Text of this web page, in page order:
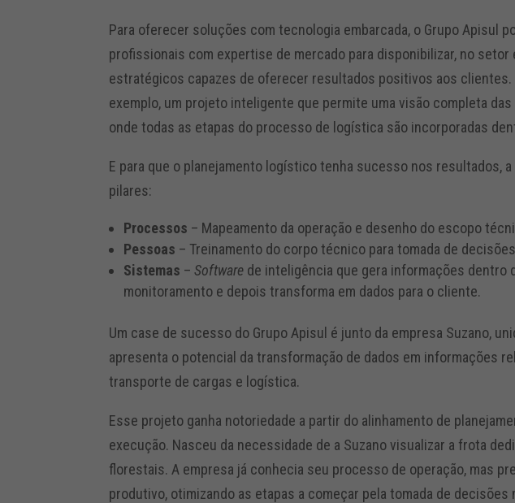
Para oferecer soluções com tecnologia embarcada, o Grupo Apisul
profissionais com expertise de mercado para disponibilizar, no setor
estratégicos capazes de oferecer resultados positivos aos clientes.
exemplo, um projeto inteligente que permite uma visão completa
onde todas as etapas do processo de logística são incorporadas
E para que o planejamento logístico tenha sucesso nos resultados,
pilares:
Processos – Mapeamento da operação e desenho do escopo
Pessoas – Treinamento do corpo técnico para tomada de
Sistemas –Software de inteligência que gera informações dentro
monitoramento e depois transforma em dados para o cliente.
Um case de sucesso do Grupo Apisul é junto da empresa Suzano,
apresenta o potencial da transformação de dados em informações
transporte de cargas e logística.
Esse projeto ganha notoriedade a partir do alinhamento de
execução. Nasceu da necessidade de a Suzano visualizar a frota
florestais. A empresa já conhecia seu processo de operação, mas
produtivo, otimizando as etapas a começar pela tomada de decisões